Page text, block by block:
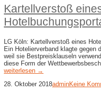
Kartellverstoß
LG Köln: Kartellverstoß eines
Ein Hotelierverband klagte gegen
weil sie Bestpreisklauseln
diese Form der
weiterlesen →
28. Oktober 2018adminKeine